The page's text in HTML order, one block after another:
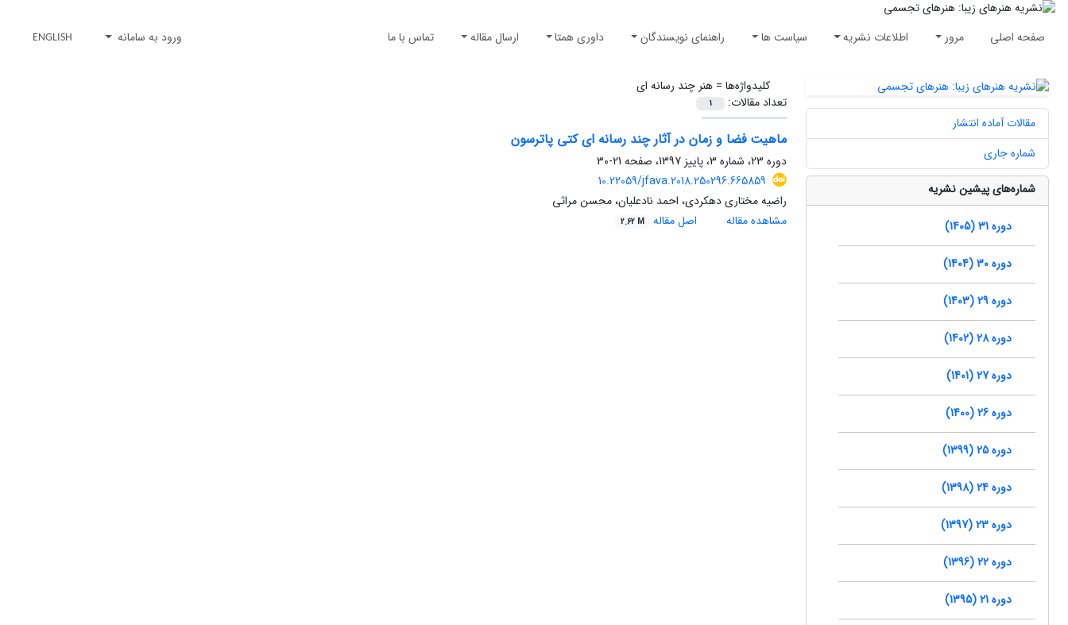
صفحه اصلی مرور اطلاعات نشریه سیاست ها راهنمای نویسندگان داوری همتا ارسال مقاله تماس با ما ورود به سامانه ENGLISH
کلیدواژه‌ها =هنر چند رسانه ای
تعداد مقالات:
1
ماهیت فضا و زمان در آثار چند رسانه ای کتی پاترسون
دوره 23، شماره 3، پاییز 1397، صفحه
21-30
10.22059/jfava.2018.250296.665859
راضیه مختاری دهکردی، احمد نادعلیان، محسن مراثی
مشاهده مقاله
اصل مقاله 2.62 M
مقالات آماده انتشار
شماره جاری
شماره‌های پیشین نشریه
دوره 31 (1405)
دوره 30 (1404)
دوره 29 (1403)
دوره 28 (1402)
دوره 27 (1401)
دوره 26 (1400)
دوره 25 (1399)
دوره 24 (1398)
دوره 23 (1397)
دوره 22 (1396)
دوره 21 (1395)